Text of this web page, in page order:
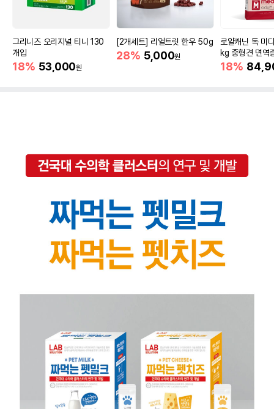
그리니즈 오리지널 티니 130
개입
18% 53,000원
[2개세트] 리얼트릿 한우 50g
28% 5,000원
로얄캐닌 독 미
kg 중형견 면역
18%